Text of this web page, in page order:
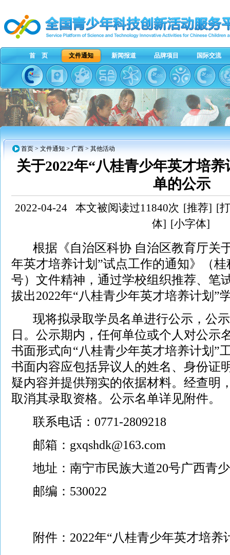
首 页 文件通知 新闻报道 品牌项目 国际交流
首页 > 文件通知 > 广西 > 其他活动
关于2022年“八桂青少年英才培
单的公示
2022-04-24 本文被阅读过11840次 [推荐] [
体] [小字体]
根据《自治区科协 自治区教育厅关
年英才培养计划”试点工作的通知》（桂
号）文件精神，通过学校组织推荐、笔
拔出2022年“八桂青少年英才培养计划”
现将拟录取学员名单进行公示，公示
日。公示期内，任何单位或个人对公示
书面形式向“八桂青少年英才培养计划”
书面内容应包括异议人的姓名、身份证
疑内容并提供翔实的依据材料。经查明
取消其录取资格。公示名单详见附件。
联系电话：0771-2809218
邮箱：gxqshdk@163.com
地址：南宁市民族大道20号广西青
邮编：530022
附件： 2022年“八桂青少年英才培养